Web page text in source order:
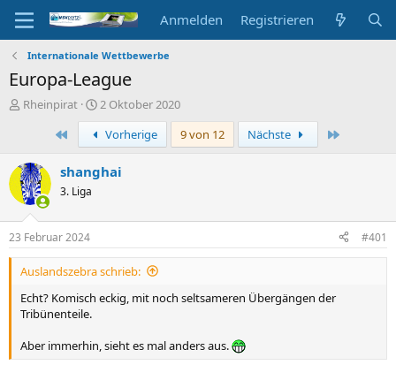
Anmelden Registrieren
Internationale Wettbewerbe
Europa-League
E
e
l
l
e
r
Rheinpirat
E
r
t
e
l
m
2 Oktober 2020
Erste
Vorherige 9 von 12 Nächste
shanghai
3. Liga
23 Februar 2024 #401
Auslandszebra schrieb:
Echt? Komisch eckig, mit noch seltsameren Übergängen der
Tribünenteile.
Aber immerhin, sieht es mal anders aus.